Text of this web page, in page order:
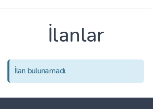
İlanlar
İlan bulunamadı.